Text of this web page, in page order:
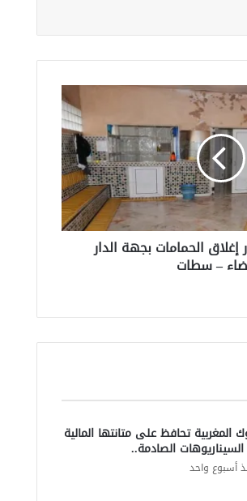
الحمامات بجهة الدار
– سطات
المغربية تحافظ على متانتها المالية
الصادمة..
أسبوع واحد